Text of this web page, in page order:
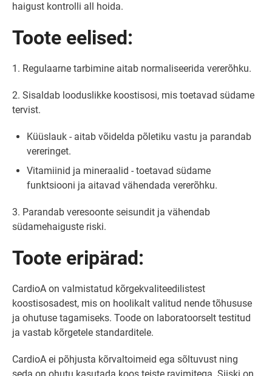
haigust kontrolli all hoida.
Toote eelised:
1. Regulaarne tarbimine aitab normaliseerida vererõhku.
2. Sisaldab looduslikke koostisosi, mis toetavad südame
tervist.
Küüslauk - aitab võidelda põletiku vastu ja parandab
vereringet.
Vitamiinid ja mineraalid - toetavad südame
funktsiooni ja aitavad vähendada vererõhku.
3. Parandab veresoonte seisundit ja vähendab
südamehaiguste riski.
Toote eripärad:
CardioA on valmistatud kõrgekvaliteedilistest
koostisosadest, mis on hoolikalt valitud nende tõhususe
ja ohutuse tagamiseks. Toode on laboratoorselt testitud
ja vastab kõrgetele standarditele.
CardioA ei põhjusta kõrvaltoimeid ega sõltuvust ning